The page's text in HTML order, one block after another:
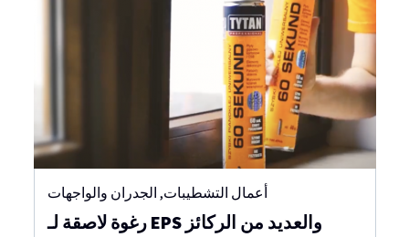
أعمال التشطيبات, الجدران والواجهات
رغوة لاصقة لـ EPS والعديد من الركائز